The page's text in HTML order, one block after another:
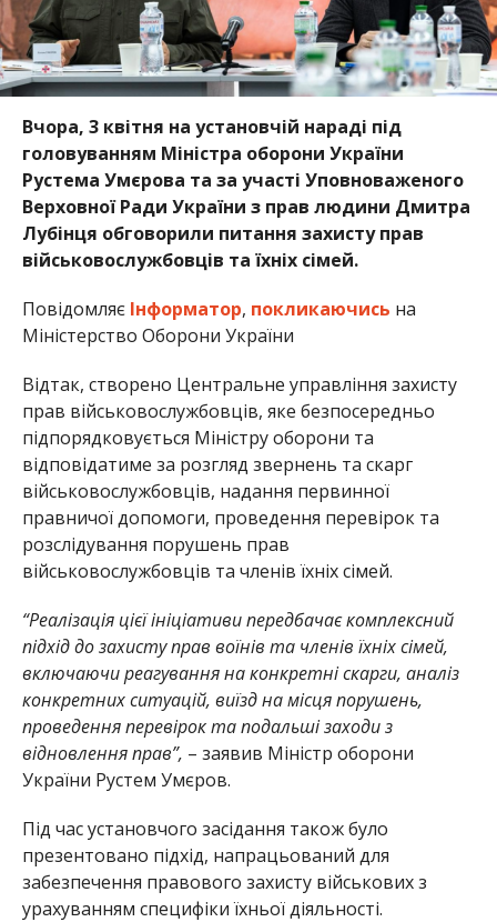
Вчора, 3 квітня на установчій нараді під
головуванням Міністра оборони України
Рустема Умєрова та за участі Уповноваженого
Верховної Ради України з прав людини Дмитра
Лубінця обговорили питання захисту прав
військовослужбовців та їхніх сімей.
Повідомляє Інформатор, покликаючись на
Міністерство Оборони України
Відтак, створено Центральне управління захисту
прав військовослужбовців, яке безпосередньо
підпорядковується Міністру оборони та
відповідатиме за розгляд звернень та скарг
військовослужбовців, надання первинної
правничої допомоги, проведення перевірок та
розслідування порушень прав
військовослужбовців та членів їхніх сімей.
“Реалізація цієї ініціативи передбачає комплексний
підхід до захисту прав воїнів та членів їхніх сімей,
включаючи реагування на конкретні скарги, аналіз
конкретних ситуацій, виїзд на місця порушень,
проведення перевірок та подальші заходи з
відновлення прав”, – заявив Міністр оборони
України Рустем Умєров.
Під час установчого засідання також було
презентовано підхід, напрацьований для
забезпечення правового захисту військових з
урахуванням специфіки їхньої діяльності.